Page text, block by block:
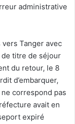
administrative
Tanger avec
titre de séjour
du retour, le 8
d’embarquer,
correspond pas
avait en
expiré